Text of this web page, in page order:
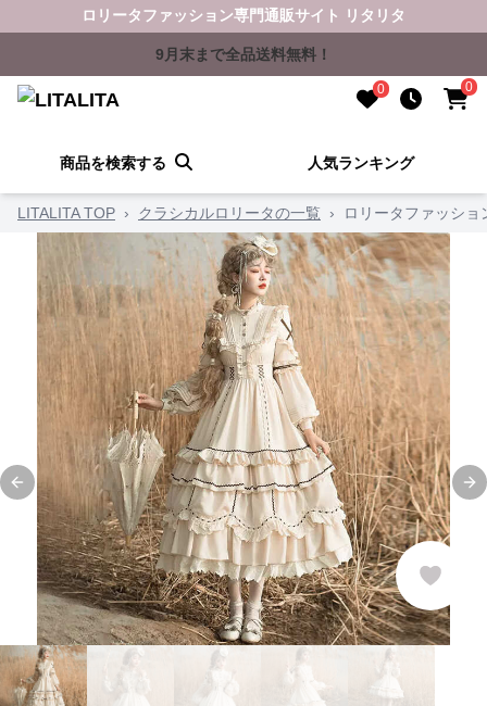
ロリータファッション専門通販サイト リタリタ
9月末まで全品送料無料！
0 0
商品を検索する 人気ランキング
LITALITA TOP › クラシカルロリータの一覧 › ロリータファッシ
Previous slide